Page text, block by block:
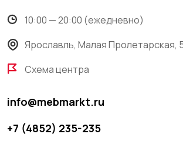
10:00 — 20:00 (ежедневно)
Ярославль, Малая Пролетарская,
Схема центра
info@mebmarkt.ru
+7 (4852) 235-235